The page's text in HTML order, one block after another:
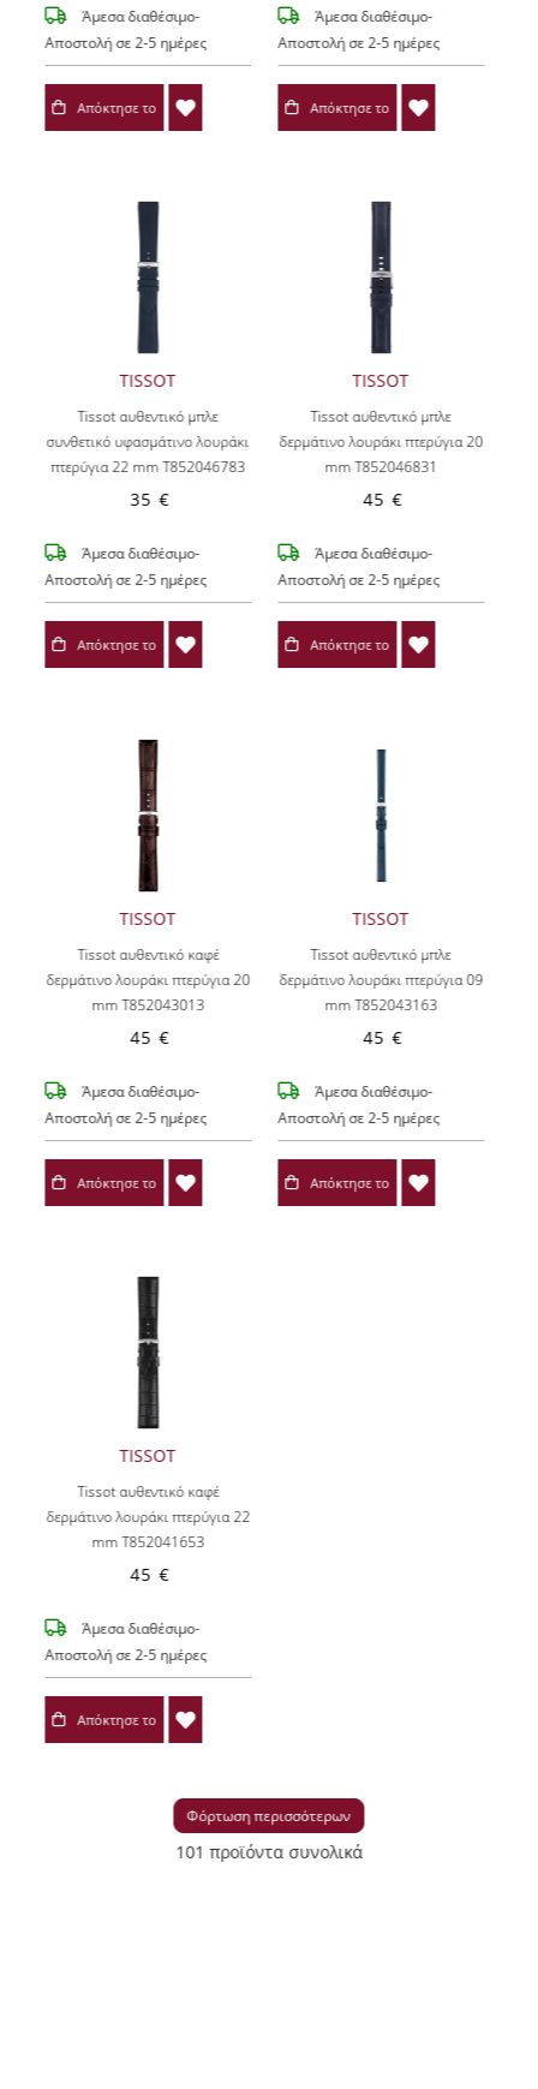
Άμεσα διαθέσιμο-
Αποστολή σε 2-5 ημέρες
Απόκτησε το
Άμεσα διαθέσιμο-
Αποστολή σε 2-5 ημέρες
Απόκτησε το
TISSOT
Tissot αυθεντικό μπλε
συνθετικό υφασμάτινο λουράκι
πτερύγια 22 mm T852046783
35 €
Άμεσα διαθέσιμο-
Αποστολή σε 2-5 ημέρες
Απόκτησε το
TISSOT
Tissot αυθεντικό μπλε
δερμάτινο λουράκι πτερύγια 20
mm T852046831
45 €
Άμεσα διαθέσιμο-
Αποστολή σε 2-5 ημέρες
Απόκτησε το
TISSOT
Tissot αυθεντικό καφέ
δερμάτινο λουράκι πτερύγια 20
mm T852043013
45 €
Άμεσα διαθέσιμο-
Αποστολή σε 2-5 ημέρες
Απόκτησε το
TISSOT
Tissot αυθεντικό μπλε
δερμάτινο λουράκι πτερύγια 09
mm T852043163
45 €
Άμεσα διαθέσιμο-
Αποστολή σε 2-5 ημέρες
Απόκτησε το
TISSOT
Tissot αυθεντικό καφέ
δερμάτινο λουράκι πτερύγια 22
mm T852041653
45 €
Άμεσα διαθέσιμο-
Αποστολή σε 2-5 ημέρες
Απόκτησε το
Φόρτωση περισσότερων
101 προϊόντα συνολικά